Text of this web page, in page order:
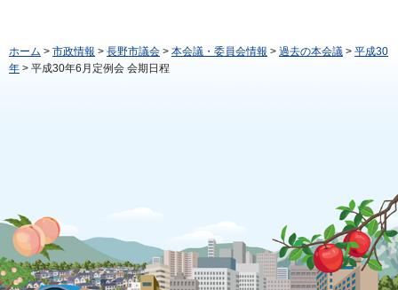
ホーム > 市政情報 > 長野市議会 > 本会議・委員会情報 > 過去の本会議 > 平成30
年 > 平成30年6月定例会 会期日程